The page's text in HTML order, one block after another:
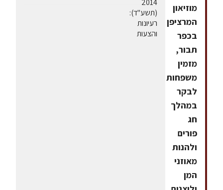
מוזיאון
המרציפן
בכפר
תבור,
מזמין
משפחות
לבקר
במהלך
חג
פורים
ולהנות
מאוזני
המן